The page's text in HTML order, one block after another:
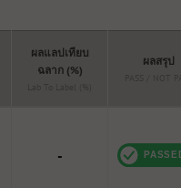
ผลแลปเทียบ
ฉลาก (%)
ผลสรุป
-